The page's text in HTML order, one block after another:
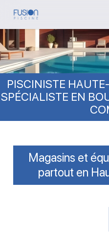
Skip
main
content
PISCINISTE
SPÉCIALISTE EN
Magasins et
partout en